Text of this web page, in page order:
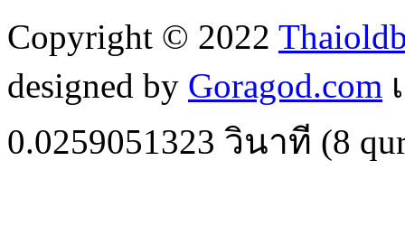
Copyright © 2022
designed by Goragod.com
0.0259051323 วินาที (8